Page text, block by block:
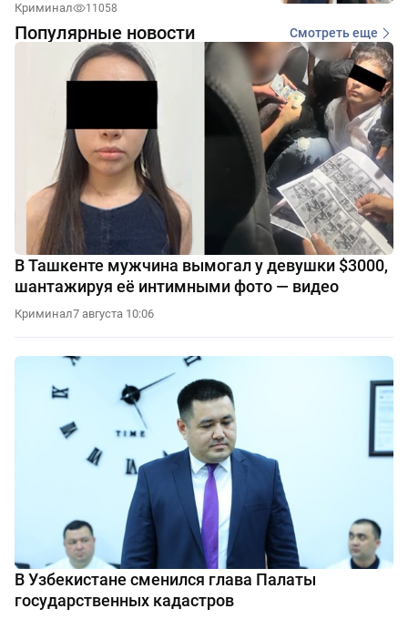
Криминал 11058
Популярные новости Смотреть еще
В Ташкенте мужчина вымогал у девушки $3000,
шантажируя её интимными фото — видео
Криминал7 августа 10:06
В Узбекистане сменился глава Палаты
государственных кадастров